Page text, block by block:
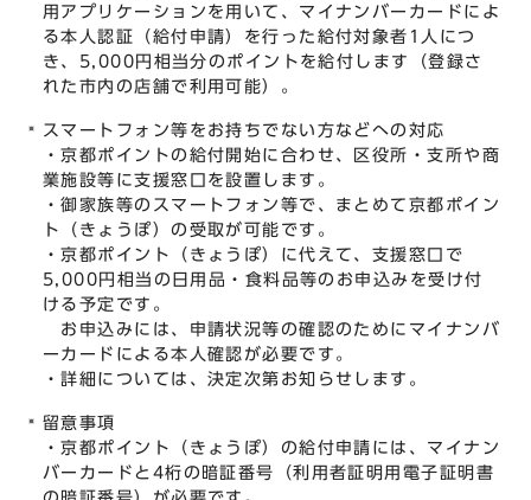
用アプリケーションを用いて、マイナンバーカードによ
る本人認証（給付申請）を行った給付対象者1人につ
き、5,000円相当分のポイントを給付します（登録さ
れた市内の店舗で利用可能）。
スマートフォン等をお持ちでない方などへの対応
・京都ポイントの給付開始に合わせ、区役所・支所や商
業施設等に支援窓口を設置します。
・御家族等のスマートフォン等で、まとめて京都ポイン
ト（きょうぽ）の受取が可能です。
・京都ポイント（きょうぽ）に代えて、支援窓口で
5,000円相当の日用品・食料品等のお申込みを受け付
ける予定です。
お申込みには、申請状況等の確認のためにマイナンバ
ーカードによる本人確認が必要です。
・詳細については、決定次第お知らせします。
留意事項
・京都ポイント（きょうぽ）の給付申請には、マイナン
バーカードと4桁の暗証番号（利用者証明用電子証明書